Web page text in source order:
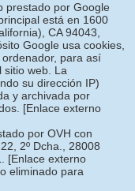
prestado por Google
está en 1600
CA 94043,
Google usa cookies,
para así
sitio web. La
su dirección IP)
y archivada por
[Enlace externo
por OVH con
2º Dcha., 28008
[Enlace externo
eliminado para